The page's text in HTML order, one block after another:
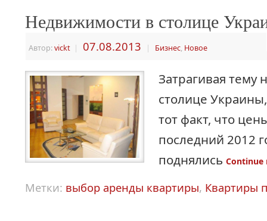
Недвижимости в столице
Автор:vickt | 07.08.2013 | Бизнес, Новое
Затрагивая тему
столице
тот факт, что
последний 2012
поднялись
Метки: выбор аренды квартиры, Квартиры